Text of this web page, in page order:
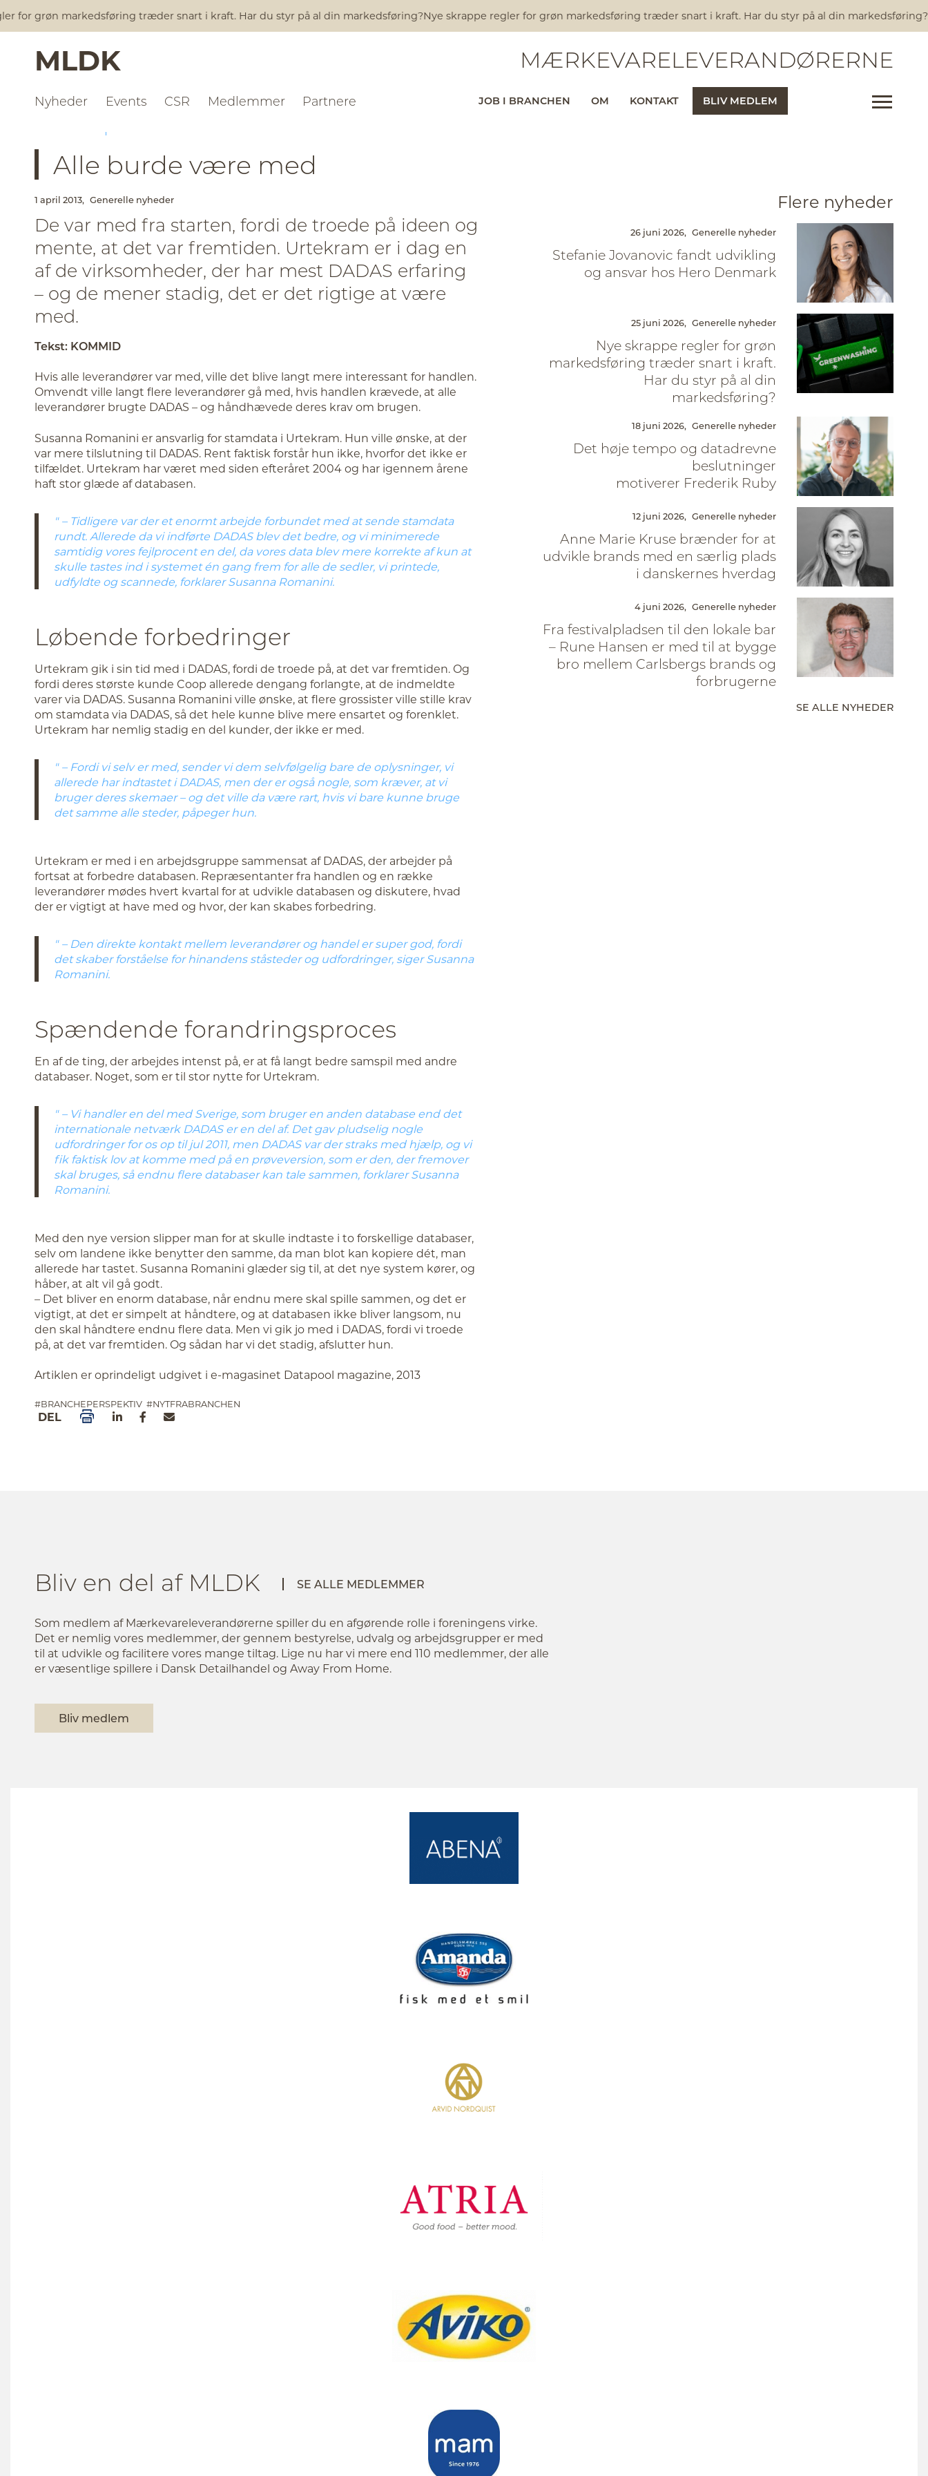
grøn markedsføring træder snart i kraft. Har du styr på al din markedsføring?Nye skrappe regler for grøn markedsføring træder snart i kraft. Har du styr på al din markedsføring?
MLDK MÆRKEVARELEVERANDØRERNE
Nyheder Events CSR Medlemmer Partnere JOB I BRANCHEN OM KONTAKT BLIV MEDLEM
Alle burde være med
1 april 2013, Generelle nyheder
De var med fra starten, fordi de troede på ideen og
mente, at det var fremtiden. Urtekram er i dag en
af de virksomheder, der har mest DADAS erfaring
– og de mener stadig, det er det rigtige at være
med.
Tekst: KOMMID
Hvis alle leverandører var med, ville det blive langt mere interessant for handlen.
Omvendt ville langt flere leverandører gå med, hvis handlen krævede, at alle
leverandører brugte DADAS – og håndhævede deres krav om brugen.
Susanna Romanini er ansvarlig for stamdata i Urtekram. Hun ville ønske, at der
var mere tilslutning til DADAS. Rent faktisk forstår hun ikke, hvorfor det ikke er
tilfældet. Urtekram har været med siden efteråret 2004 og har igennem årene
haft stor glæde af databasen.
– Tidligere var der et enormt arbejde forbundet med at sende stamdata
rundt. Allerede da vi indførte DADAS blev det bedre, og vi minimerede
samtidig vores fejlprocent en del, da vores data blev mere korrekte af kun at
skulle tastes ind i systemet én gang frem for alle de sedler, vi printede,
udfyldte og scannede, forklarer Susanna Romanini.
Løbende forbedringer
Urtekram gik i sin tid med i DADAS, fordi de troede på, at det var fremtiden. Og
fordi deres største kunde Coop allerede dengang forlangte, at de indmeldte
varer via DADAS. Susanna Romanini ville ønske, at flere grossister ville stille krav
om stamdata via DADAS, så det hele kunne blive mere ensartet og forenklet.
Urtekram har nemlig stadig en del kunder, der ikke er med.
– Fordi vi selv er med, sender vi dem selvfølgelig bare de oplysninger, vi
allerede har indtastet i DADAS, men der er også nogle, som kræver, at vi
bruger deres skemaer – og det ville da være rart, hvis vi bare kunne bruge
det samme alle steder, påpeger hun.
Urtekram er med i en arbejdsgruppe sammensat af DADAS, der arbejder på
fortsat at forbedre databasen. Repræsentanter fra handlen og en række
leverandører mødes hvert kvartal for at udvikle databasen og diskutere, hvad
der er vigtigt at have med og hvor, der kan skabes forbedring.
– Den direkte kontakt mellem leverandører og handel er super god, fordi
det skaber forståelse for hinandens ståsteder og udfordringer, siger Susanna
Romanini.
Spændende forandringsproces
En af de ting, der arbejdes intenst på, er at få langt bedre samspil med andre
databaser. Noget, som er til stor nytte for Urtekram.
– Vi handler en del med Sverige, som bruger en anden database end det
internationale netværk DADAS er en del af. Det gav pludselig nogle
udfordringer for os op til jul 2011, men DADAS var der straks med hjælp, og vi
fik faktisk lov at komme med på en prøveversion, som er den, der fremover
skal bruges, så endnu flere databaser kan tale sammen, forklarer Susanna
Romanini.
Med den nye version slipper man for at skulle indtaste i to forskellige databaser,
selv om landene ikke benytter den samme, da man blot kan kopiere dét, man
allerede har tastet. Susanna Romanini glæder sig til, at det nye system kører, og
håber, at alt vil gå godt.
– Det bliver en enorm database, når endnu mere skal spille sammen, og det er
vigtigt, at det er simpelt at håndtere, og at databasen ikke bliver langsom, nu
den skal håndtere endnu flere data. Men vi gik jo med i DADAS, fordi vi troede
på, at det var fremtiden. Og sådan har vi det stadig, afslutter hun.
Artiklen er oprindeligt udgivet i e-magasinet Datapool magazine, 2013
#BRANCHEPERSPEKTIV #NYTFRABRANCHEN
DEL
Flere nyheder
26 juni 2026, Generelle nyheder
Stefanie Jovanovic fandt udvikling
og ansvar hos Hero Denmark
25 juni 2026, Generelle nyheder
Nye skrappe regler for grøn
markedsføring træder snart i kraft.
Har du styr på al din
markedsføring?
18 juni 2026, Generelle nyheder
Det høje tempo og datadrevne
beslutninger
motiverer Frederik Ruby
12 juni 2026, Generelle nyheder
Anne Marie Kruse brænder for at
udvikle brands med en særlig plads
i danskernes hverdag
4 juni 2026, Generelle nyheder
Fra festivalpladsen til den lokale bar
– Rune Hansen er med til at bygge
bro mellem Carlsbergs brands og
forbrugerne
SE ALLE NYHEDER
Bliv en del af MLDK SE ALLE MEDLEMMER
Som medlem af Mærkevareleverandørerne spiller du en afgørende rolle i foreningens virke.
Det er nemlig vores medlemmer, der gennem bestyrelse, udvalg og arbejdsgrupper er med
til at udvikle og facilitere vores mange tiltag. Lige nu har vi mere end 110 medlemmer, der alle
er væsentlige spillere i Dansk Detailhandel og Away From Home.
Bliv medlem